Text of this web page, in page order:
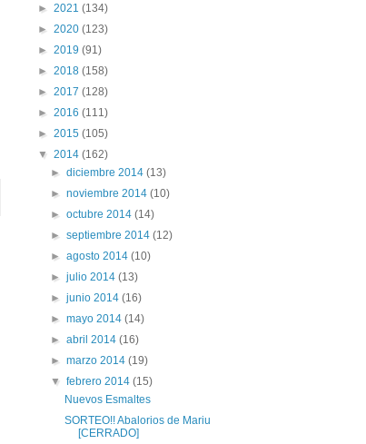
► 2021 (134)
► 2020 (123)
► 2019 (91)
► 2018 (158)
► 2017 (128)
► 2016 (111)
► 2015 (105)
▼ 2014 (162)
►diciembre 2014(13)
►noviembre 2014(10)
►octubre 2014(14)
►septiembre 2014(12)
►agosto 2014(10)
►julio 2014(13)
►junio 2014(16)
►mayo 2014(14)
►abril 2014(16)
►marzo 2014(19)
▼febrero 2014(15)
Nuevos Esmaltes
SORTEO!! Abalorios de Mariu
[CERRADO]